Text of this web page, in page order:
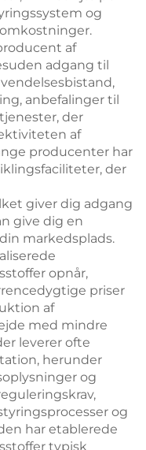
og
af
adgang til
anbefalinger til
der
af
producenter har
der
giver dig adgang
give dig en
markedsplads.
opnår,
priser
af
med mindre
leverer ofte
herunder
og
og
har etablerede
typisk